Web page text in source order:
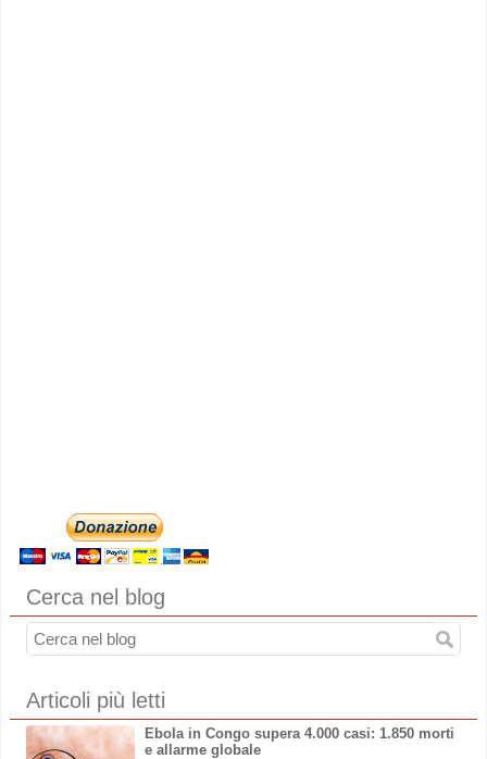
Cerca nel blog
Articoli più letti
Ebola in Congo supera 4.000 casi: 1.850 morti
e allarme globale